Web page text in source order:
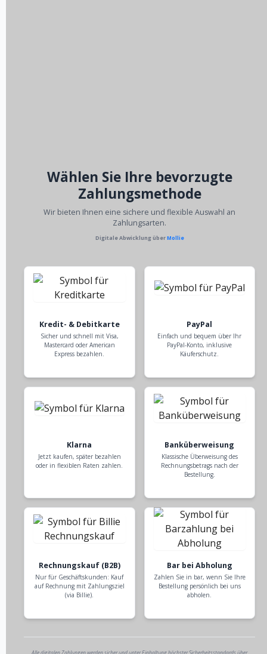
Wählen Sie Ihre bevorzugte
Zahlungsmethode
Wir bieten Ihnen eine sichere und flexible Auswahl an
Zahlungsarten.
Digitale Abwicklung überMollie
Kredit- & Debitkarte
Sicher und schnell mit Visa,
Mastercard oder American
Express bezahlen.
PayPal
Einfach und bequem über Ihr
PayPal-Konto, inklusive
Käuferschutz.
Klarna
Jetzt kaufen, später bezahlen
oder in flexiblen Raten zahlen.
Banküberweisung
Klassische Überweisung des
Rechnungsbetrags nach der
Bestellung.
Rechnungskauf (B2B)
Nur für Geschäftskunden: Kauf
auf Rechnung mit Zahlungsziel
(via Billie).
Bar bei Abholung
Zahlen Sie in bar, wenn Sie Ihre
Bestellung persönlich bei uns
abholen.
Alle digitalen Zahlungen werden sicher und unter Einhaltung höchster Sicherheitsstandards über